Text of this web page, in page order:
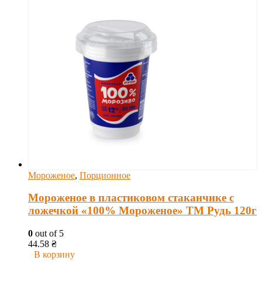
Мороженое, Порционное
Мороженое в пластиковом стаканчике с
ложечкой «100% Мороженое» ТМ Рудь 120г
0 out of 5
44.58 ₴
В корзину